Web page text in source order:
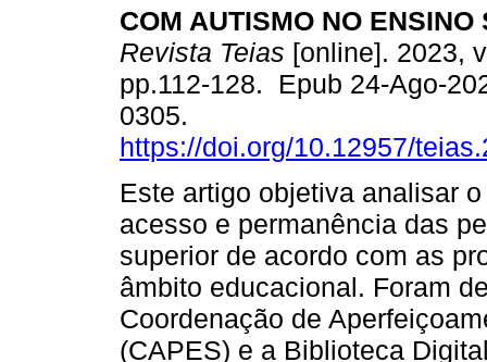
COM AUTISMO NO ENSINO
Revista Teias [online]. 2023,
pp.112-128. Epub 24-Ago-
0305.
https://doi.org/10.12957/
Este artigo objetiva analisar
acesso e permanência das
superior de acordo com as
âmbito educacional. Foram
Coordenação de
(CAPES) e a Biblioteca